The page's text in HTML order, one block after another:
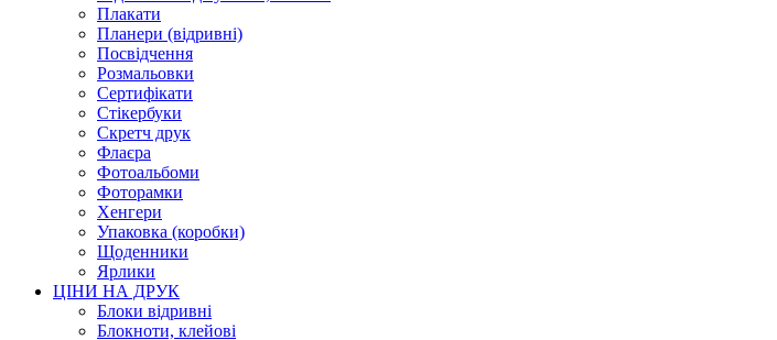
Плакати
Планери (відривні)
Посвідчення
Розмальовки
Сертифікати
Стікербуки
Скретч друк
Флаєра
Фотоальбоми
Фоторамки
Хенгери
Упаковка (коробки)
Щоденники
Ярлики
ЦІНИ НА ДРУК
Блоки відривні
Блокноти, клейові